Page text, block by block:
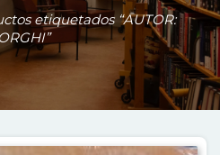
etiquetados “AUTOR: